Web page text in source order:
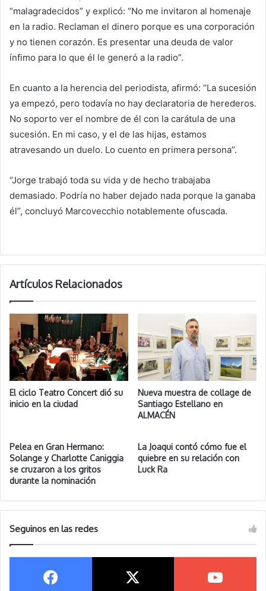
“malagradecidos” y explicó: “No me invitaron al homenaje
en la radio. Reclaman el dinero porque es una corporación
y no tienen corazón. Es presentar una deuda de valor
ínfimo para lo que él le generó a la radio”.
En cuanto a la herencia del periodista, afirmó: “La sucesión
ya empezó, pero todavía no hay declaratoria de herederos.
No soporto ver el nombre de él con la carátula de una
sucesión. En mi caso, y el de las hijas, estamos
atravesando un duelo. Lo cuento en primera persona”.
“Jorge trabajó toda su vida y de hecho trabajaba
demasiado. Podría no haber dejado nada porque la ganaba
él”, concluyó Marcovecchio notablemente ofuscada.
Artículos Relacionados
El ciclo Teatro Concert dió su
inicio en la ciudad
Nueva muestra de collage de
Santiago Estellano en
ALMACÉN
Pelea en Gran Hermano:
Solange y Charlotte Caniggia
se cruzaron a los gritos
durante la nominación
La Joaqui contó cómo fue el
quiebre en su relación con
Luck Ra
Seguinos en las redes